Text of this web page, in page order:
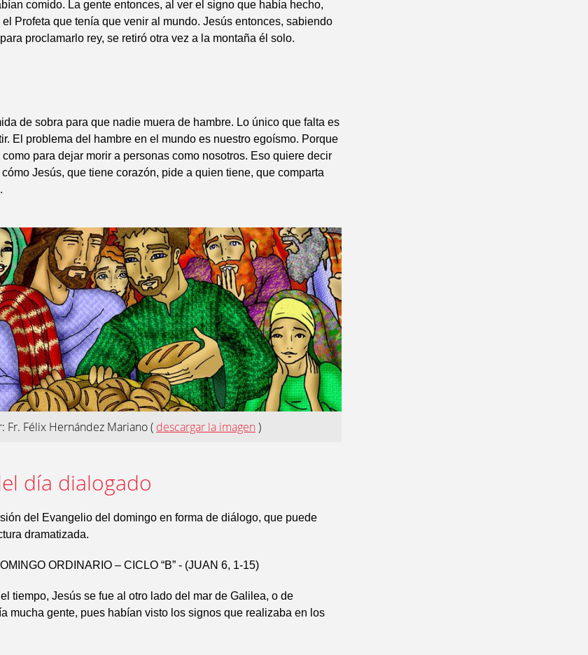
comido. La gente entonces, al ver el signo que había hecho,
Profeta que tenía que venir al mundo. Jesús entonces, sabiendo
proclamarlo rey, se retiró otra vez a la montaña él solo.
de sobra para que nadie muera de hambre. Lo único que falta es
El problema del hambre en el mundo es nuestro egoísmo. Porque
para dejar morir a personas como nosotros. Eso quiere decir
Jesús, que tiene corazón, pide a quien tiene, que comparta
Fr. Félix Hernández Mariano( descargar la imagen )
día dialogado
del Evangelio del domingo en forma de diálogo, que puede
dramatizada.
ORDINARIO – CICLO “B” - (JUAN 6, 1-15)
tiempo, Jesús se fue al otro lado del mar de Galilea, o de
mucha gente, pues habían visto los signos que realizaba en los